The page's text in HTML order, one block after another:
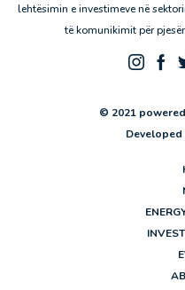
lehtësimin e investimeve në
të komunikimit për
© 2021 powered
Developed